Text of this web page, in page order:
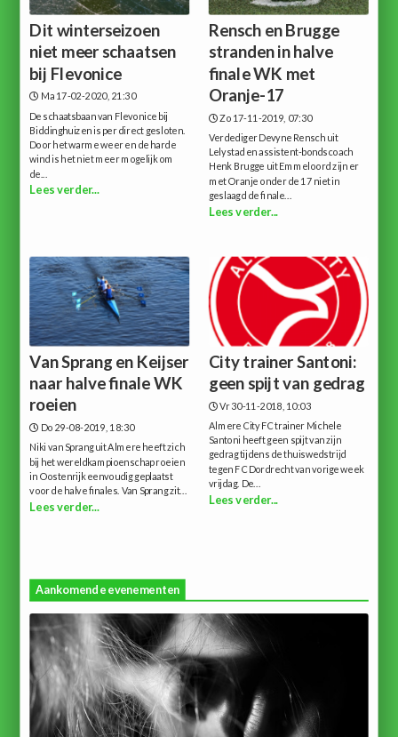
Dit winterseizoen
niet meer schaatsen
bij Flevonice
Ma 17-02-2020, 21:30
De schaatsbaan van Flevonice bij
Biddinghuizen is per direct gesloten.
Door het warme weer en de harde
wind is het niet meer mogelijk om
de...
Lees verder...
Rensch en Brugge
stranden in halve
finale WK met
Oranje-17
Zo 17-11-2019, 07:30
Verdediger Devyne Rensch uit
Lelystad en assistent-bondscoach
Henk Brugge uit Emmeloord zijn er
met Oranje onder de 17 niet in
geslaagd de finale...
Lees verder...
Van Sprang en Keijser
naar halve finale WK
roeien
Do 29-08-2019, 18:30
Niki van Sprang uit Almere heeft zich
bij het wereldkampioenschap roeien
in Oostenrijk eenvoudig geplaatst
voor de halve finales. Van Sprang zit...
Lees verder...
City trainer Santoni:
geen spijt van gedrag
Vr 30-11-2018, 10:03
Almere City FC trainer Michele
Santoni heeft geen spijt van zijn
gedrag tijdens de thuiswedstrijd
tegen FC Dordrecht van vorige week
vrijdag. De...
Lees verder...
Aankomende evenementen